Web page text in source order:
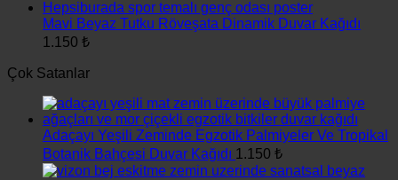
Mavi Beyaz Tutku Röveşata Dinamik Duvar Kağıdı
1.150 ₺
Çok Satanlar
Adaçayı Yeşili Zeminde Egzotik Palmiyeler Ve Tropikal
Botanik Bahçesi Duvar Kağıdı 1.150 ₺